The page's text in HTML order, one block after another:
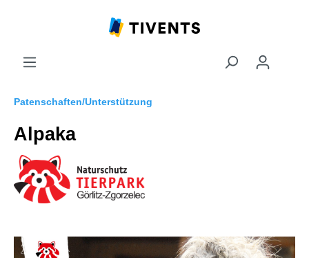
Patenschaften/Unterstützung
Alpaka